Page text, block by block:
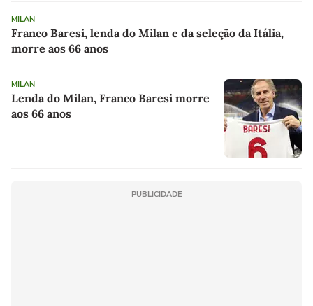
MILAN
Franco Baresi, lenda do Milan e da seleção da Itália,
morre aos 66 anos
MILAN
Lenda do Milan, Franco Baresi morre
aos 66 anos
PUBLICIDADE